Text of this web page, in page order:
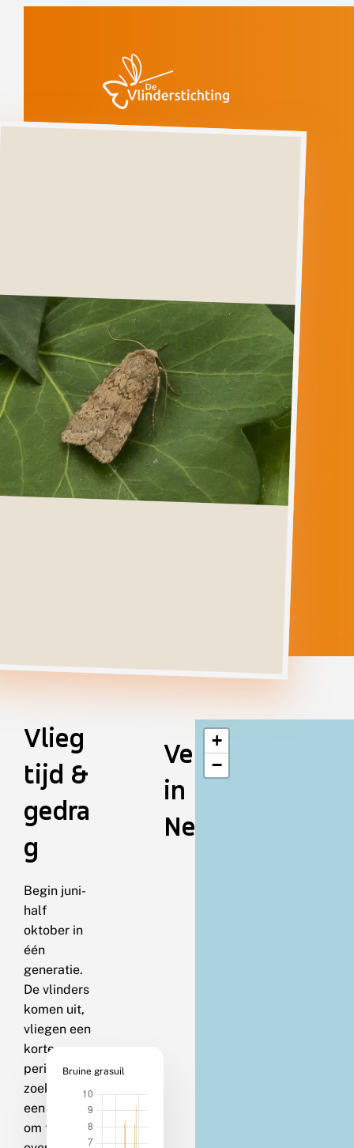
Bruine
grasuil
RHYACIA
SIMULANS
Ga direct naar
Verspreiding
Levenscyclus
Herkenning
Vlieg
tijd &
gedra
g
Begin juni-
half
oktober in
één
generatie.
De vlinders
komen uit,
vliegen een
korte
periode en
zoeken dan
een plek
om te
Bruine grasuil
Verspreiding
in
Nederland
+
−